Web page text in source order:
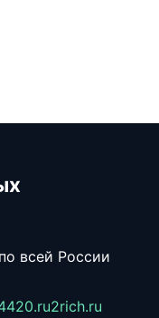
всей России
2rich.ru